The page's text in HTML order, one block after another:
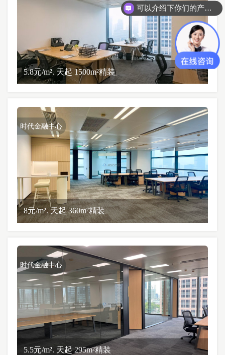
5.8元/m². 天起 1500m²精装
时代金融中心
8元/m². 天起 360m²精装
时代金融中心
5.5元/m². 天起 295m²精装
可以介绍下你们的产品么？